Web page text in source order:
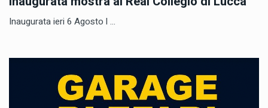
Inaugurata ieri 6 Agosto l ...